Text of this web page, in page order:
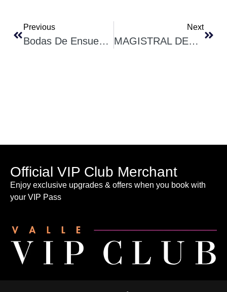
Previous
Bodas De Ensueño En El Hotel Castillo Ferrer – Valle De Guadalupe
Next
MAGISTRAL DEGUSTACIÓN DE SYRAH Y NEBBIOLO En Casa Emiliana – Valle De Guadalupe
Official VIP Club Merchant
Enjoy exclusive upgrades & offers when you book with
your VIP Pass